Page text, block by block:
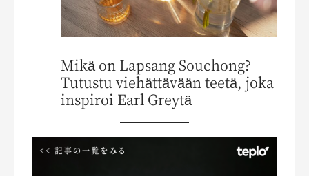
Mikä on Lapsang Souchong?
Tutustu viehättävään teetä, joka
inspiroi Earl Greytä